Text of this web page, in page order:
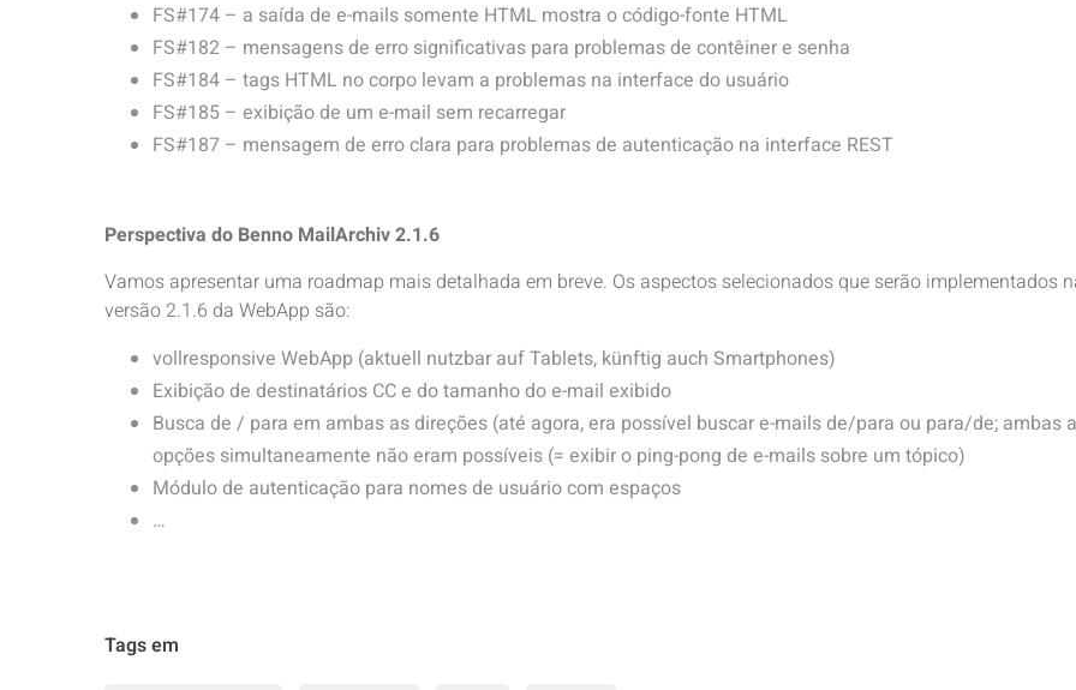
FS#174 – a saída de e-mails somente HTML mostra o código-fonte HTML
FS#182 – mensagens de erro significativas para problemas de contêiner e senha
FS#184 – tags HTML no corpo levam a problemas na interface do usuário
FS#185 – exibição de um e-mail sem recarregar
FS#187 – mensagem de erro clara para problemas de autenticação na interface REST
Perspectiva do Benno MailArchiv 2.1.6
Vamos apresentar uma roadmap mais detalhada em breve. Os aspectos selecionados que serão implementados
versão 2.1.6 da WebApp são:
vollresponsive WebApp (aktuell nutzbar auf Tablets, künftig auch Smartphones)
Exibição de destinatários CC e do tamanho do e-mail exibido
Busca de / para em ambas as direções (até agora, era possível buscar e-mails de/para ou para/de; ambas
opções simultaneamente não eram possíveis (= exibir o ping-pong de e-mails sobre um tópico)
Módulo de autenticação para nomes de usuário com espaços
…
Tags em